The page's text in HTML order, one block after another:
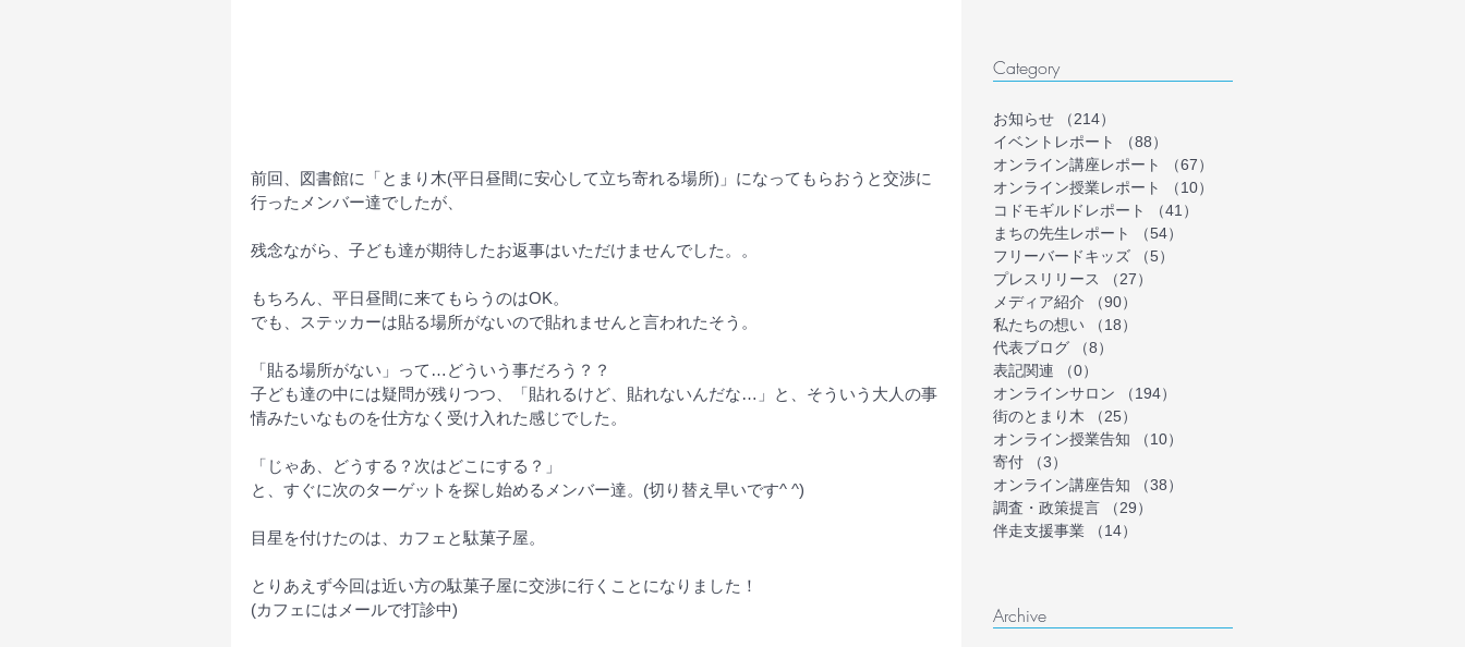
前回、図書館に「とまり木(平日昼間に安心して立ち寄れる場所)」になってもらおうと交渉に
行ったメンバー達でしたが、
残念ながら、子ども達が期待したお返事はいただけませんでした。。
もちろん、平日昼間に来てもらうのはOK。
でも、ステッカーは貼る場所がないので貼れませんと言われたそう。
「貼る場所がない」って…どういう事だろう？？
子ども達の中には疑問が残りつつ、「貼れるけど、貼れないんだな…」と、そういう大人の事
情みたいなものを仕方なく受け入れた感じでした。
「じゃあ、どうする？次はどこにする？」
と、すぐに次のターゲットを探し始めるメンバー達。(切り替え早いです^ ^)
目星を付けたのは、カフェと駄菓子屋。
とりあえず今回は近い方の駄菓子屋に交渉に行くことになりました！
(カフェにはメールで打診中)
Category
お知らせ （214）
イベントレポート
（88）
オンライン講座レポート
（67）
オンライン授業レポート
（10）
コドモギルドレポート
（41）
まちの先生レポート
（54）
フリーバードキッズ
（5）
プレスリリース
（27）
メディア紹介
（90）
私たちの想い
（18）
代表ブログ
（8）
表記関連
（0）
オンラインサロン
（194）
街のとまり木
（25）
オンライン授業告知
（10）
寄付
（3）
オンライン講座告知
（38）
調査・政策提言
（29）
伴走支援事業
（14）
Archive